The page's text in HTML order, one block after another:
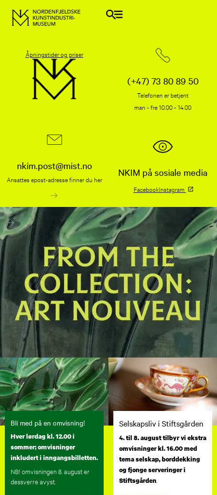
Åpningstider og priser
(+47) 73 80 89 50
Telefonen er betjent
man - fre 10.00 - 14.00
nkim.post@mist.no
Ansattes epost-adresse finner du her
NKIM på sosiale media
FacebookInstagram
Bli med på en omvisning!
Hver lørdag kl. 12.00 i
sommer; omvisninger
inkludert i inngangsbilletten.
NB! omvisningen 8. august er
dessverre avyst.
Selskapsliv i Stiftsgården
4. til 8. august tilbyr vi ekstra
omvisninger kl. 16.00 med
tema selskap, borddekking
og fjonge serveringer i
Stiftsgården